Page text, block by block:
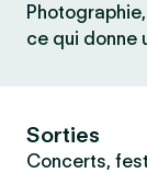
ce qui donne
Sorties
Concerts,